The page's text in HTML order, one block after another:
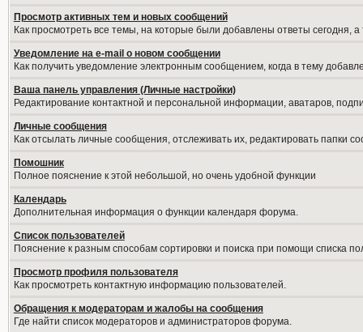
Просмотр активных тем и новых сообщений
Как просмотреть все темы, на которые были добавлены ответы сегодня,
Уведомление на е-mail о новом сообщении
Как получить уведомление электронным сообщением, когда в тему
Ваша панель управления (Личные настройки)
Редактирование контактной и персональной информации, аватаров,
Личные сообщения
Как отсылать личные сообщения, отслеживать их, редактировать папки
Помошник
Полное пояснение к этой небольшой, но очень удобной функции
Календарь
Дополнительная информация о функции календаря форума.
Список пользователей
Пояснение к разным способам сортировки и поиска при помощи списка
Просмотр профиля пользователя
Как просмотреть контактную информацию пользователей.
Обращения к модераторам и жалобы на сообщения
Где найти список модераторов и администраторов форума.